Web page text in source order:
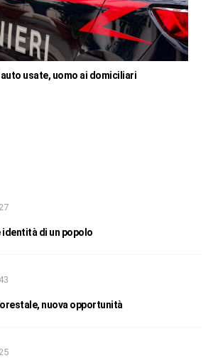
usate, uomo ai domiciliari
di un popolo
nuova opportunità